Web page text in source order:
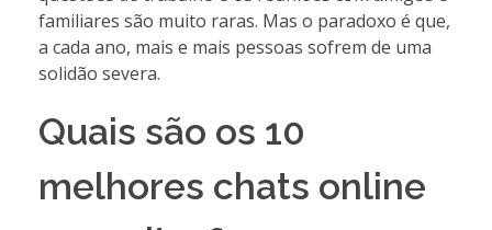
familiares são muito raras. Mas o paradoxo é que,
a cada ano, mais e mais pessoas sofrem de uma
solidão severa.
Quais são os 10
melhores chats online